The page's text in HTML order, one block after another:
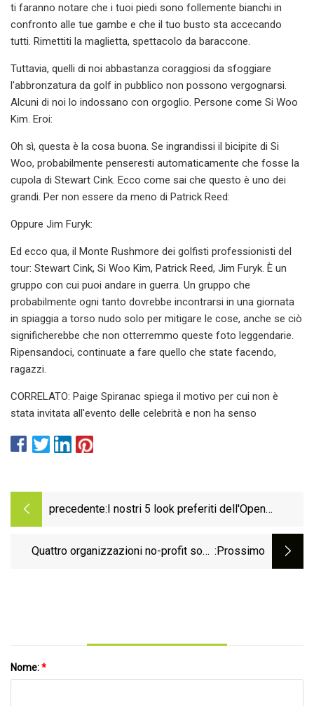
ti faranno notare che i tuoi piedi sono follemente bianchi in
confronto alle tue gambe e che il tuo busto sta accecando
tutti. Rimettiti la maglietta, spettacolo da baraccone.
Tuttavia, quelli di noi abbastanza coraggiosi da sfoggiare
l'abbronzatura da golf in pubblico non possono vergognarsi.
Alcuni di noi lo indossano con orgoglio. Persone come Si Woo
Kim. Eroi:
Oh sì, questa è la cosa buona. Se ingrandissi il bicipite di Si
Woo, probabilmente penseresti automaticamente che fosse la
cupola di Stewart Cink. Ecco come sai che questo è uno dei
grandi. Per non essere da meno di Patrick Reed:
Oppure Jim Furyk:
Ed ecco qua, il Monte Rushmore dei golfisti professionisti del
tour: Stewart Cink, Si Woo Kim, Patrick Reed, Jim Furyk. È un
gruppo con cui puoi andare in guerra. Un gruppo che
probabilmente ogni tanto dovrebbe incontrarsi in una giornata
in spiaggia a torso nudo solo per mitigare le cose, anche se ciò
significherebbe che non otterremmo queste foto leggendarie.
Ripensandoci, continuate a fare quello che state facendo,
ragazzi.
CORRELATO: Paige Spiranac spiega il motivo per cui non è
stata invitata all'evento delle celebrità e non ha senso
precedente: I nostri 5 look preferiti dell'Open
Quattro organizzazioni no-profit sono :Prossimo
Nome:*